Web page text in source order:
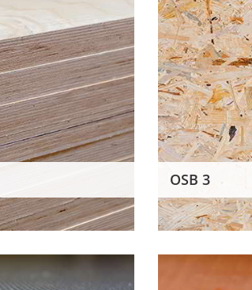
OSB 3
Stärken in mm
12/15/18/22/25/30